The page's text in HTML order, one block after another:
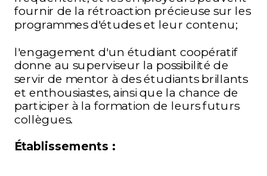
fournir de la rétroaction précieuse sur les
programmes d'études et leur contenu;
l'engagement d'un étudiant coopératif
donne au superviseur la possibilité de
servir de mentor à des étudiants brillants
et enthousiastes, ainsi que la chance de
participer à la formation de leurs futurs
collègues.
Établissements :